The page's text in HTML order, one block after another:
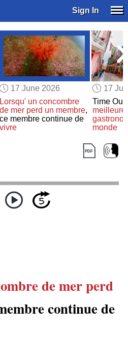
Sign In
17 June 2026
Lorsqu' un concombre
de mer perd un membre,
ce membre continue de
vivre
17
Time
monde
de merperd
continue de